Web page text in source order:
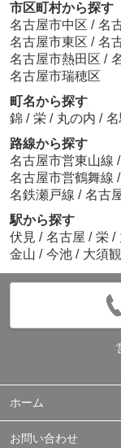
市区町村から探す
名古屋市中区 / 名
名古屋市東区 / 名
名古屋市熱田区 /
名古屋市瑞穂区
町名から探す
錦 / 栄 / 丸の内 /
路線から探す
名古屋市営東山線 /
名古屋市営鶴舞線 /
名鉄瀬戸線 / 名古
駅から探す
伏見 / 名古屋 / 栄 /
金山 / 今池 / 大須
ホーム
お問い合わせ